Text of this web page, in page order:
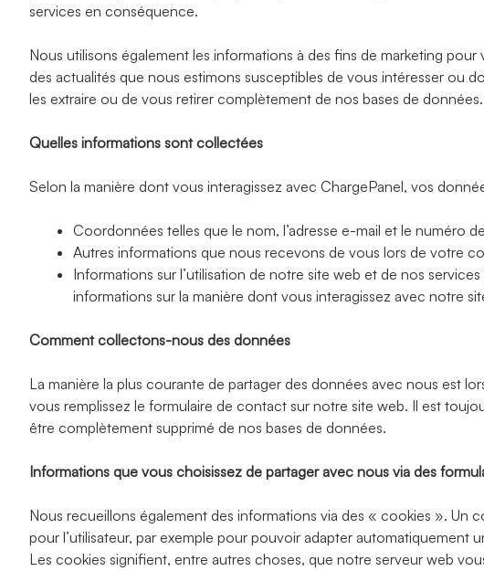
services en conséquence.
Nous utilisons également les informations à des fins de marketing
des actualités que nous estimons susceptibles de vous intéresser
les extraire ou de vous retirer complètement de nos bases de
Quelles informations sont collectées
Selon la manière dont vous interagissez avec ChargePanel, vos
Coordonnées telles que le nom, l’adresse e-mail et le numéro
Autres informations que nous recevons de vous lors de votre
Informations sur l’utilisation de notre site web et de nos
informations sur la manière dont vous interagissez avec notre
Comment collectons-nous des données
La manière la plus courante de partager des données avec nous est
vous remplissez le formulaire de contact sur notre site web. Il est
être complètement supprimé de nos bases de données.
Informations que vous choisissez de partager avec nous via des
Nous recueillons également des informations via des « cookies ». Un
pour l’utilisateur, par exemple pour pouvoir adapter automatiquement
Les cookies signifient, entre autres choses, que notre serveur web